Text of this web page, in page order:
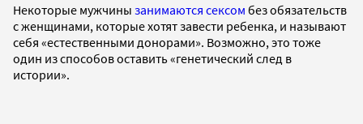
Некоторые мужчины занимаются сексом без обязательств
с женщинами, которые хотят завести ребенка, и называют
себя «естественными донорами». Возможно, это тоже
один из способов оставить «генетический след в
истории».